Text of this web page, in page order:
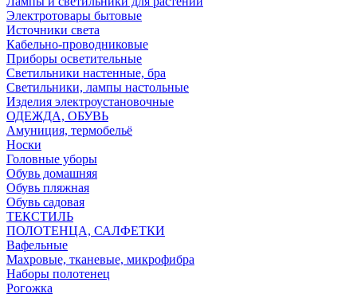
Электротовары бытовые
Источники света
Кабельно-проводниковые
Приборы осветительные
Светильники настенные, бра
Светильники, лампы настольные
Изделия электроустановочные
ОДЕЖДА, ОБУВЬ
Амуниция, термобельё
Носки
Головные уборы
Обувь домашняя
Обувь пляжная
Обувь садовая
ТЕКСТИЛЬ
ПОЛОТЕНЦА, САЛФЕТКИ
Вафельные
Махровые, тканевые, микрофибра
Наборы полотенец
Рогожка